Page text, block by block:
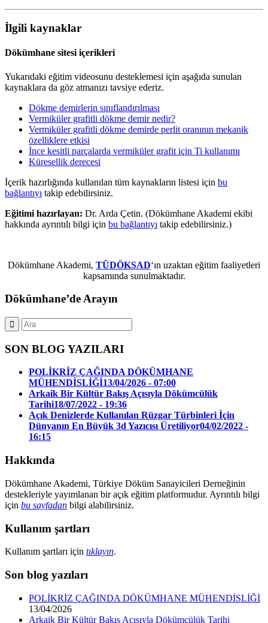
İlgili kaynaklar
Dökümhane sitesi içerikleri
Yukarıdaki eğitim videosunu desteklemesi için aşağıda sunulan
kaynaklara da göz atmanızı tavsiye ederiz.
Dökme demirlerin sınıflandırılması
Vermiküler grafitli dökme demir nedir?
Vermiküler grafitli dökme demirde perlit oranının mekanik
özelliklere etkisi
İnce kesitli parçalarda vermiküler grafit için Ti kullanımı
Küresellik derecesi
İçerik hazırlığında kullanılan tüm kaynakların listesi için bu
bağlantıyı takip edebilirsiniz.
Eğitimi hazırlayan: Dr. Arda Çetin. (Dökümhane Akademi ekibi
hakkında ayrıntılı bilgi için bu bağlantıyı takip edebilirsiniz.)
Dökümhane Akademi, TÜDÖKSAD‘ın uzaktan eğitim faaliyetleri
kapsamında sunulmaktadır.
Dökümhane’de Arayın
SON BLOG YAZILARI
POLİKRİZ ÇAĞINDA DÖKÜMHANE
MÜHENDİSLİĞİ13/04/2026 - 07:00
Arkaik Bir Kültür Bakış Açısıyla Dökümcülük
Tarihi18/07/2022 - 19:36
Açık Denizlerde Kullanılan Rüzgar Türbinleri İçin
Dünyanın En Büyük 3d Yazıcısı Üretiliyor04/02/2022 -
16:15
Hakkında
Dökümhane Akademi, Türkiye Döküm Sanayicileri Derneğinin
destekleriyle yayımlanan bir açık eğitim platformudur. Ayrıntılı bilgi
için bu sayfadan bilgi alabilirsiniz.
Kullanım şartları
Kullanım şartları için tıklayın.
Son blog yazıları
POLİKRİZ ÇAĞINDA DÖKÜMHANE MÜHENDİSLİĞİ
13/04/2026
Arkaik Bir Kültür Bakış Açısıyla Dökümcülük Tarihi